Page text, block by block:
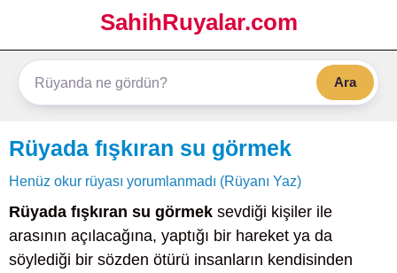
SahihRuyalar.com
Ara
Rüyada fışkıran su görmek
Henüz okur rüyası yorumlanmadı (Rüyanı Yaz)
Rüyada fışkıran su görmek sevdiği kişiler ile
arasının açılacağına, yaptığı bir hareket ya da
söylediği bir sözden ötürü insanların kendisinden